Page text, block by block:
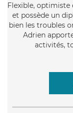
Flexible, optimiste
et possède un
bien les troubles
Adrien
activités,